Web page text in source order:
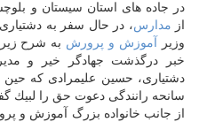
در جاده های استان سیستان و
از مدارس، در حال سفر به
وزیر
آموزش و پرورش به شرح زیر
خبر درگذشت جهادگر خیر و
دشتیاری، حسین علیمرادی كه
سانحه رانندگی دعوت حق را
از جانب خانواده بزرگ آموزش و